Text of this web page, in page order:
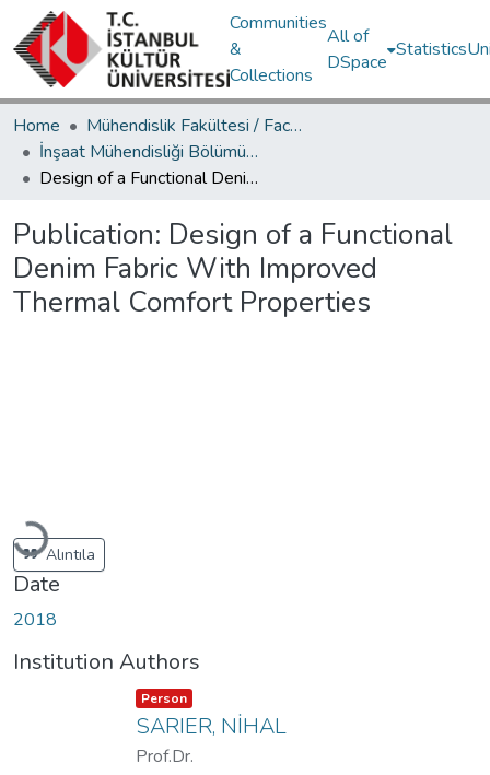
Communities
&
Collections
All of
DSpace
Statistics
Home
Mühendislik Fakültesi / Faculty of Engineering
İnşaat Mühendisliği Bölümü / Department of Civil Engineering
Design of a Functional Denim Fabric With Improved Thermal Comfort Properties
Publication: Design of a Functional
Denim Fabric With Improved
Thermal Comfort Properties
Loading...Alıntıla
Date
2018
Institution Authors
Item type:
Person ,
SARIER, NİHAL
Prof.Dr.